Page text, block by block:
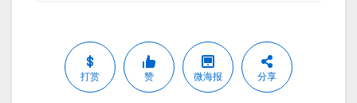
打赏 赞 微海报 分享